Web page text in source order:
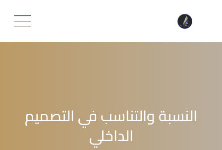
النسبة والتناسب في التصميم
الداخلي